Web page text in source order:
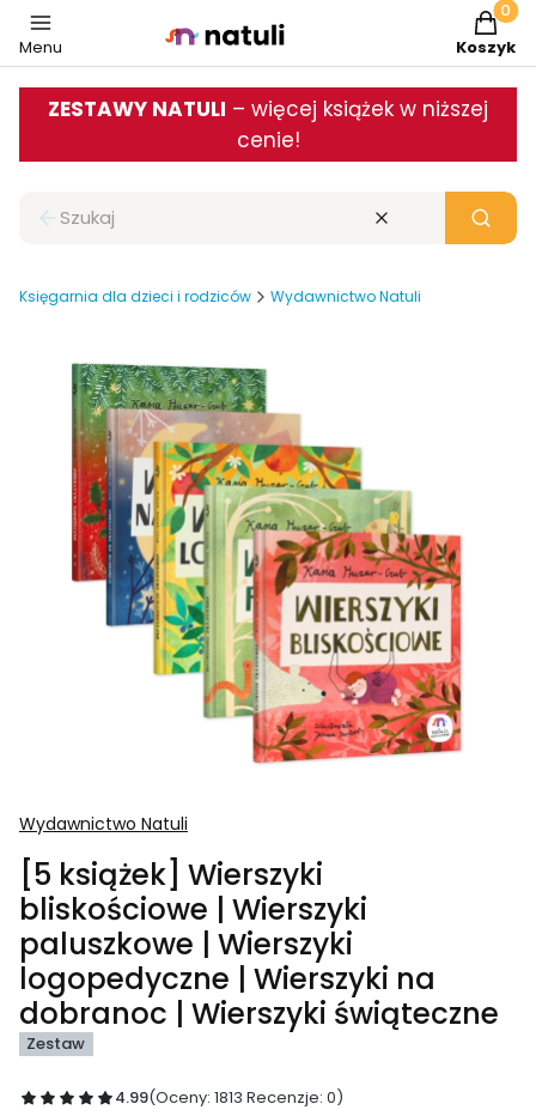
Menu Koszyk
ZESTAWY NATULI – więcej książek w niższej
cenie!
Zamknij wyszukiwarkę Wyczyść Szukaj
Księgarnia dla dzieci i rodziców Wydawnictwo Natuli
Wydawnictwo Natuli
[5 książek] Wierszyki
bliskościowe | Wierszyki
paluszkowe | Wierszyki
logopedyczne | Wierszyki na
dobranoc | Wierszyki świąteczne
Zestaw
4.99(Oceny: 1813 Recenzje: 0)